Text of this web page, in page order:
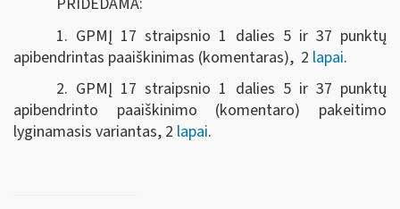
1. GPMĮ 17 straipsnio 1 dalies 5 ir 37 punktų
apibendrintas paaiškinimas (komentaras), 2 lapai.
2. GPMĮ 17 straipsnio 1 dalies 5 ir 37 punktų
apibendrinto paaiškinimo (komentaro) pakeitimo
lyginamasis variantas, 2 lapai.